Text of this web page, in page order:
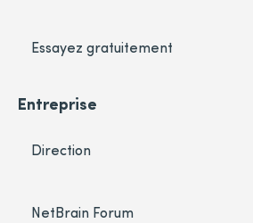
Essayez gratuitement
Entreprise
Direction
NetBrain Forum